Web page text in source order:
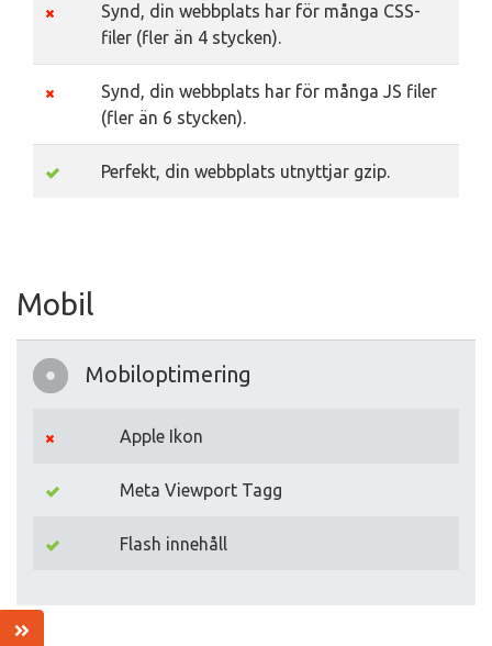
Synd, din webbplats har för många CSS-
filer (fler än 4 stycken).
Synd, din webbplats har för många JS filer
(fler än 6 stycken).
Perfekt, din webbplats utnyttjar gzip.
Mobil
Mobiloptimering
Apple Ikon
Meta Viewport Tagg
Flash innehåll